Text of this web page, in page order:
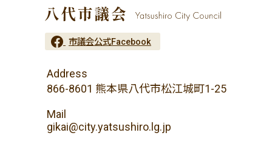
市議会公式Facebook
Address
866-8601 熊本県八代市松江城町1-25
Mail
gikai@city.yatsushiro.lg.jp